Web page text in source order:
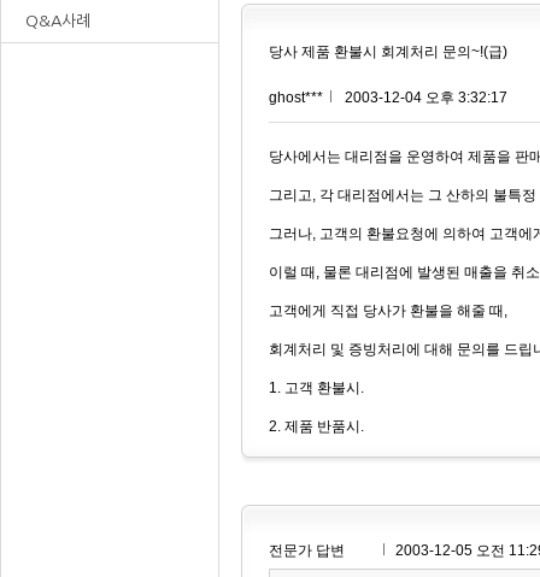
Q&A사례
당사 제품 환불시 회계처리 문의~!(급)
ghost*** 2003-12-04 오후 3:32:17
당사에서는 대리점을 운영하여 제품을 판
그리고, 각 대리점에서는 그 산하의 불특
그러나, 고객의 환불요청에 의하여 고객
이럴 때, 물론 대리점에 발생된 매출을 취
고객에게 직접 당사가 환불을 해줄 때,
회계처리 및 증빙처리에 대해 문의를 드립
1. 고객 환불시.
2. 제품 반품시.
전문가 답변 2003-12-05 오전